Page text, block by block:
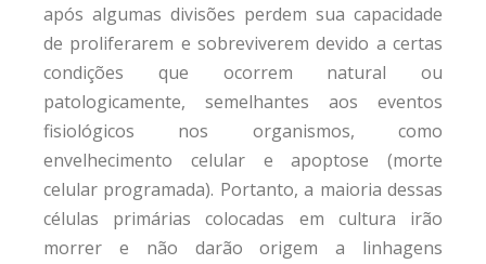
após algumas divisões perdem sua capacidade
de proliferarem e sobreviverem devido a certas
condições que ocorrem natural ou
patologicamente, semelhantes aos eventos
fisiológicos nos organismos, como
envelhecimento celular e apoptose (morte
celular programada). Portanto, a maioria dessas
células primárias colocadas em cultura irão
morrer e não darão origem a linhagens